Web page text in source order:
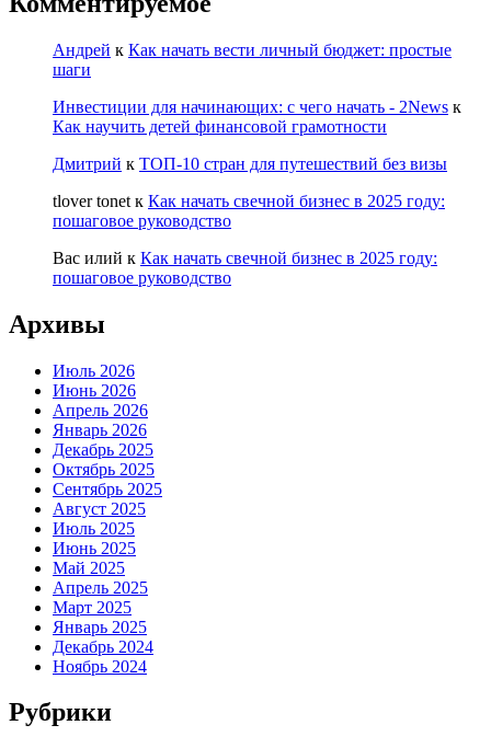
Андрей к Как начать вести личный бюджет: простые
шаги
Инвестиции для начинающих: с чего начать - 2News к
Как научить детей финансовой грамотности
Дмитрий к ТОП-10 стран для путешествий без визы
tlover tonet к Как начать свечной бизнес в 2025 году:
пошаговое руководство
Вас илий к Как начать свечной бизнес в 2025 году:
пошаговое руководство
Архивы
Июль 2026
Июнь 2026
Апрель 2026
Январь 2026
Декабрь 2025
Октябрь 2025
Сентябрь 2025
Август 2025
Июль 2025
Июнь 2025
Май 2025
Апрель 2025
Март 2025
Январь 2025
Декабрь 2024
Ноябрь 2024
Рубрики